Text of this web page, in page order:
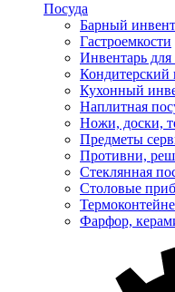
Посуда
Барный
Гастроемкости
Инвентарь
Кондитерский
Кухонный
Наплитная
Ножи, доски,
Предметы
Противни,
Стеклянная
Столовые
Фарфор,